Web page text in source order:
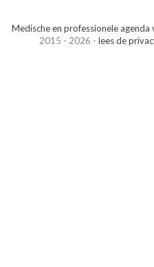
Medische en professionele agenda
2015 - 2026 - lees de